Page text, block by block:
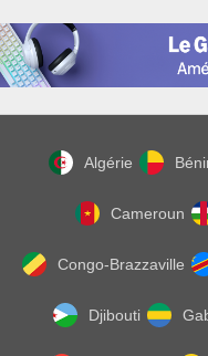
Algérie
Cameroun
Congo-Brazzaville
Djibouti